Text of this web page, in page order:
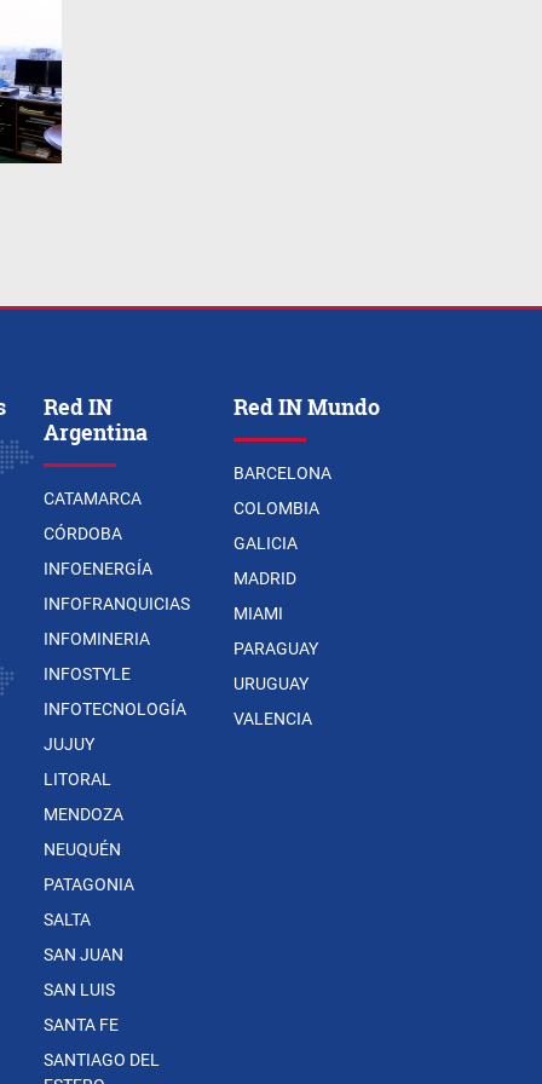
Red IN
Argentina
CATAMARCA
CÓRDOBA
INFOENERGÍA
INFOFRANQUICIAS
INFOMINERIA
INFOSTYLE
INFOTECNOLOGÍA
JUJUY
LITORAL
MENDOZA
NEUQUÉN
PATAGONIA
SALTA
SAN JUAN
SAN LUIS
SANTA FE
SANTIAGO DEL
Red IN Mundo
BARCELONA
COLOMBIA
GALICIA
MADRID
MIAMI
PARAGUAY
URUGUAY
VALENCIA